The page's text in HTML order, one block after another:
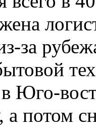
за
Юго-
а потом